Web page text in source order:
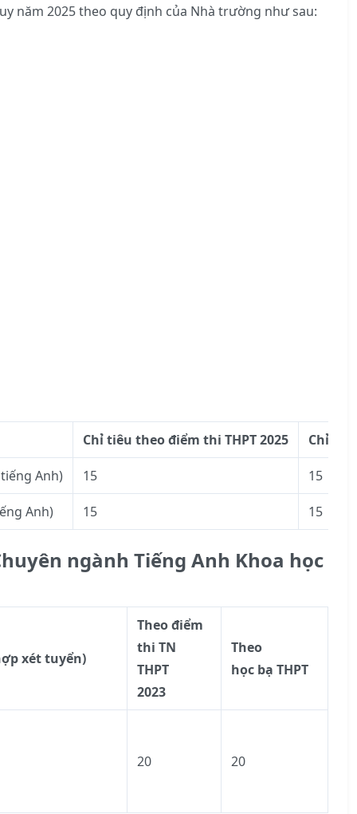
năm 2025 theo quy định của Nhà trường như sau:
Chỉ tiêu theo điểm thi THPT 2025 Chỉ
Anh) 15 15
Anh) 15 15
ngành Tiếng Anh Khoa học
xét tuyển)
Theo điểm
thi TN
THPT
2023
Theo
học bạ THPT
20 20